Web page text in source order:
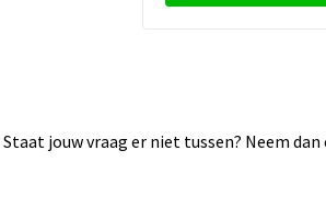
jouw vraag er niet tussen? Neem